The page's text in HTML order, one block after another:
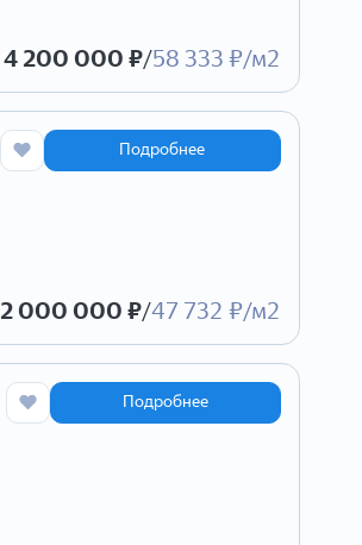
4 200 000 ₽/58 333 ₽/м2
Подробнее
2 000 000 ₽/47 732 ₽/м2
Подробнее